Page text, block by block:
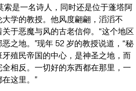
索是一名诗人，同时还是位于蓬塔阿
学的教授。他风度翩翩，滔滔不
于恶魔与风的古老信仰。“这个地区
之地。”现年 52 岁的教授说道，“秘
殖民帝国的中心，是神圣之地，而
相反。一切好的东西都在那里，一
这里。”